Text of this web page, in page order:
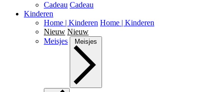
Cadeau Cadeau
Kinderen
Home | Kinderen Home | Kinderen
Nieuw Nieuw
Meisjes
Meisjes